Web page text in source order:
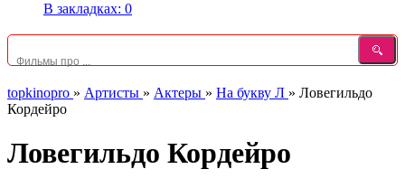
В закладках: 0
topkinopro » Артисты » Актеры » На букву Л » Ловегильдо
Кордейро
Ловегильдо Кордейро